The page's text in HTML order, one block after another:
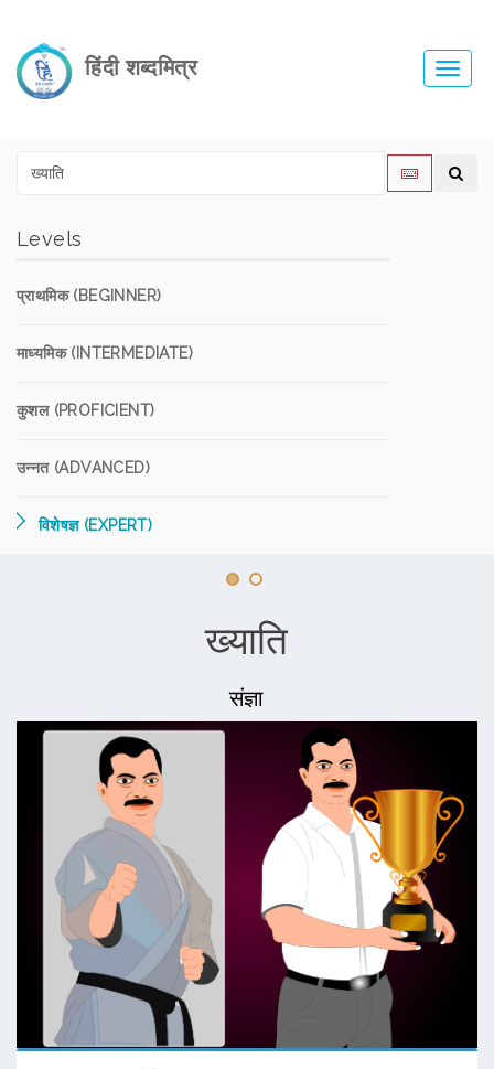
हिंदी शब्दमित्र
Levels
प्राथमिक (BEGINNER)
माध्यमिक (INTERMEDIATE)
कुशल (PROFICIENT)
उन्नत (ADVANCED)
विशेषज्ञ (EXPERT)
ख्याति
संज्ञा